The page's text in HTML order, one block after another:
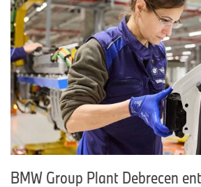
BMW Group Plant Debrecen